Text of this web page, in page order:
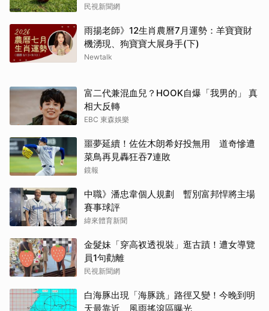
民視新聞網
雨揚老師》12生肖農曆7月運勢：羊寶寶財
機湧現、狗寶寶大展身手(下)
Newtalk
富二代兼混血兒？HOOK自爆「我男的」 真
相大反轉
EBC 東森娛樂
噩夢延續！佐佐木朗希好投無用 道奇慘遭
菜鳥再見轟狂吞7連敗
鏡報
中職》潘忠韋個人規劃 暫別富邦悍將主場
賽事球評
緯來體育新聞
金髮妹「穿高衩透視裝」逛古蹟！遭女導覽
員1句勸離
民視新聞網
白海豚出現「海豚跳」路徑又變！今晚到明
天最靠近 風雨搖滾區曝光